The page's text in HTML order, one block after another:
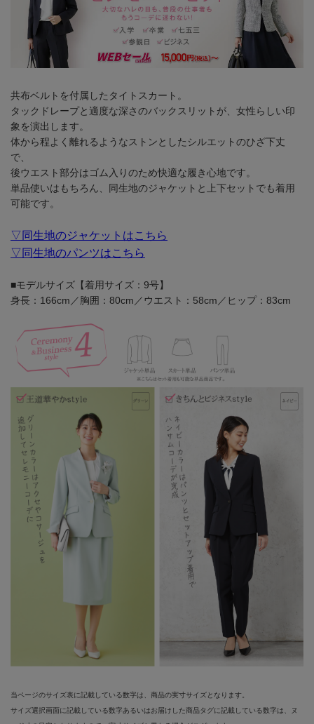
共布ベルトを付属したタイトスカート。
タックドレープと適度な深さのバックスリットが、女性らしい印
象を演出します。
体から程よく離れるようなストンとしたシルエットのひざ下丈
で、
後ウエスト部分はゴム入りのため快適な履き心地です。
単品使いはもちろん、同生地のジャケットと上下セットでも着用
可能です。
▽同生地のジャケットはこちら
▽同生地のパンツはこちら
■モデルサイズ【着用サイズ：9号】
身長：166cm／胸囲：80cm／ウエスト：58cm／ヒップ：83cm
当ページのサイズ表に記載している数字は、商品の実寸サイズとなります。
サイズ選択画面に記載している数字あるいはお届けした商品タグに記載している数字は、ヌ